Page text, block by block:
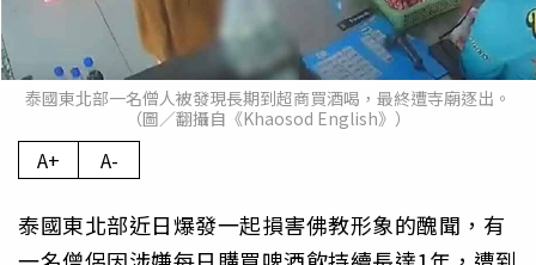
泰國東北部一名僧人被發現長期到超商買酒喝，最終遭寺廟逐出。
（圖／翻攝自《Khaosod English》）
A+ A-
泰國東北部近日爆發一起損害佛教形象的醜聞，有